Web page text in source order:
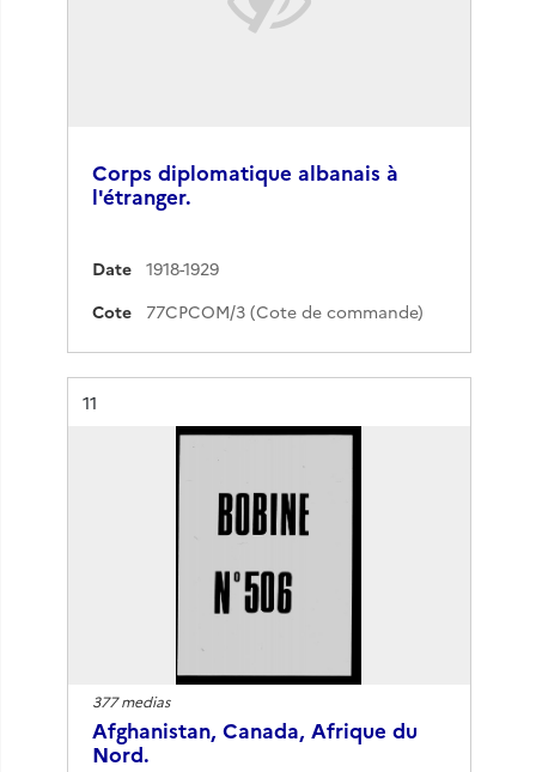
Corps diplomatique albanais à
l'étranger.
Date
1918-1929
Cote
77CPCOM/3 (Cote de commande)
Résultat n°
11
377 medias
Afghanistan, Canada, Afrique du
Nord.